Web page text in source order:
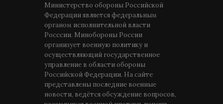
Министерство обороны Российской
Федерации является федеральным
органом исполнительной власти
Росссии. Минобороны России
организует военную политику и
осуществляющий государственное
управление в области обороны
Российской Федерации. На сайте
представлены последние военные
новости, ведётся обсуждение вопросов,